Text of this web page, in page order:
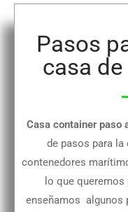
Pasos
casa
Casa container paso
de pasos para
contenedores
lo que
enseñamos algunos